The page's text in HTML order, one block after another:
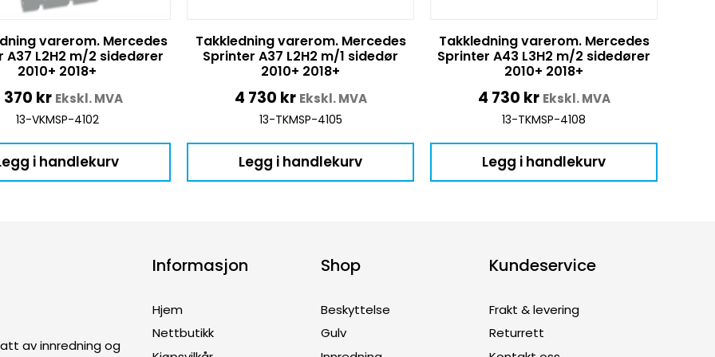
varerom. Mercedes
A37 L2H2 m/2 sidedører
2010+ 2018+
370 kr Ekskl. MVA
13-VKMSP-4102
i handlekurv
Takkledning varerom. Mercedes
Sprinter A37 L2H2 m/1 sidedør
2010+ 2018+
4 730 kr Ekskl. MVA
13-TKMSP-4105
Legg i handlekurv
Takkledning varerom. Mercedes
Sprinter A43 L3H2 m/2 sidedører
2010+ 2018+
4 730 kr Ekskl. MVA
13-TKMSP-4108
Legg i handlekurv
av innredning og
Informasjon
Hjem
Nettbutikk
Shop
Beskyttelse
Gulv
Kundeservice
Frakt & levering
Returrett